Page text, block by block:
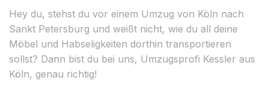
Hey du, stehst du vor einem Umzug von Köln nach
Sankt Petersburg und weißt nicht, wie du all deine
Möbel und Habseligkeiten dorthin transportieren
sollst? Dann bist du bei uns, Umzugsprofi Kessler aus
Köln, genau richtig!